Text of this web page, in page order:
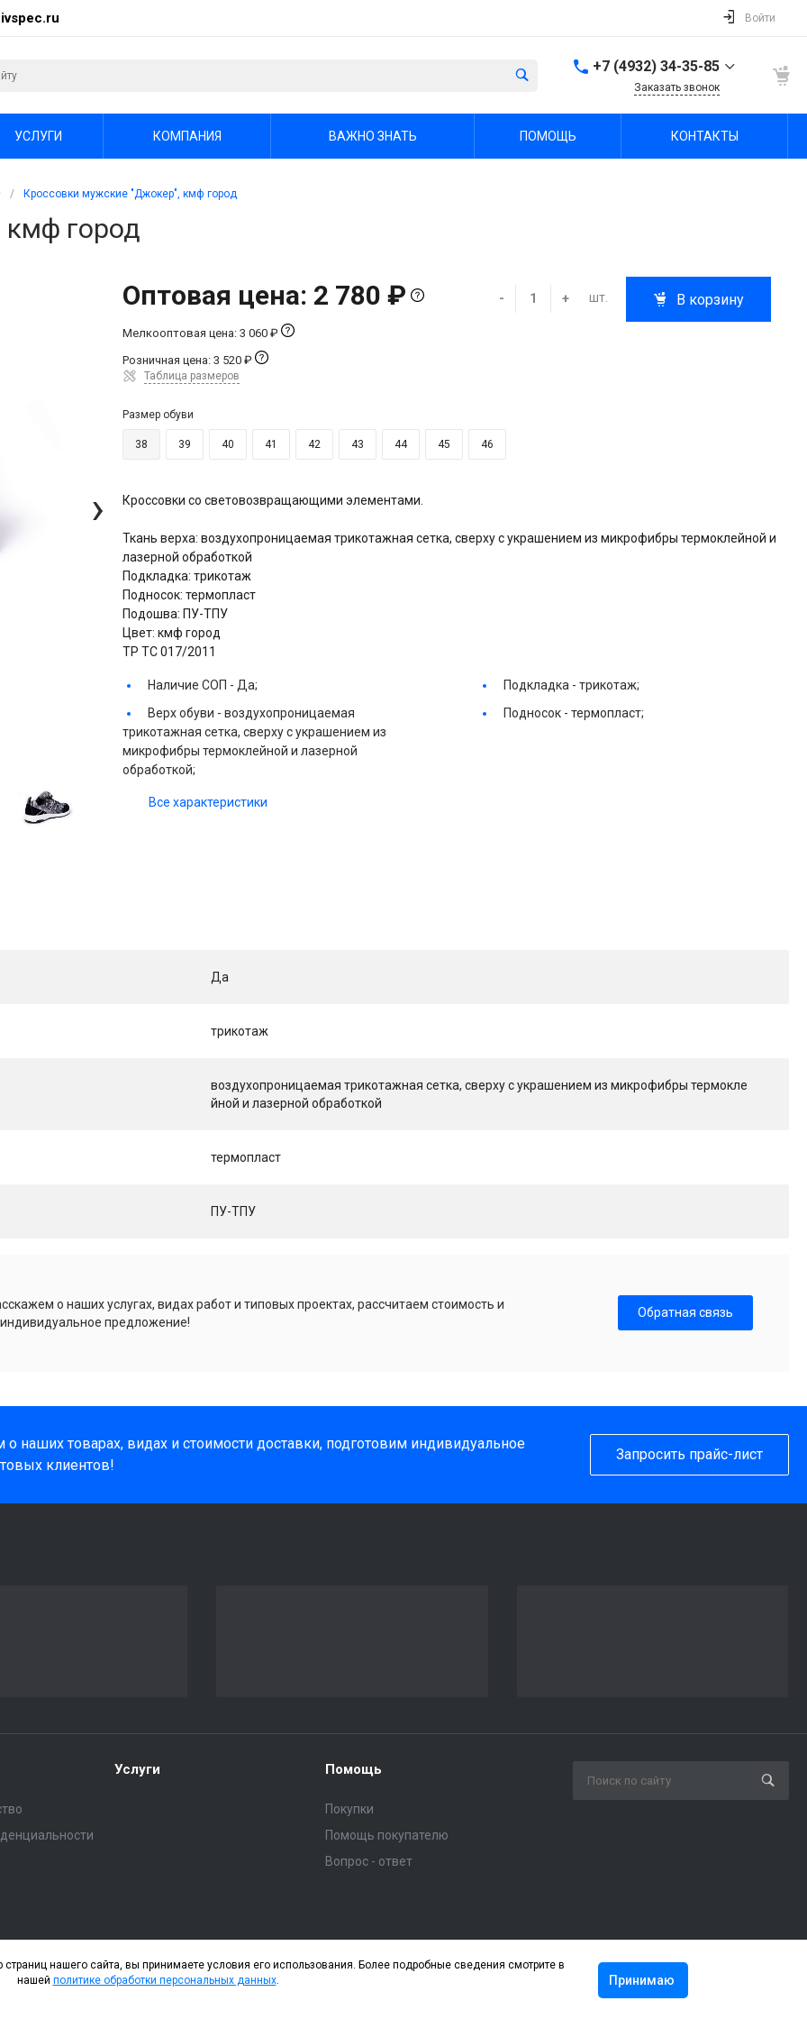
Войти
+7 (4932) 34-35-85
Заказать звонок
УСЛУГИ КОМПАНИЯ ВАЖНО ЗНАТЬ ПОМОЩЬ КОНТАКТЫ
/ Кроссовки мужские "Джокер", кмф город
город
›
Оптовая цена: 2 780 ₽
Мелкооптовая цена: 3 060 ₽
Розничная цена: 3 520 ₽
- + шт. В корзину
Таблица размеров
Размер обуви
38 39 40 41 42 43 44 45 46
Кроссовки со световозвращающими элементами.
Ткань верха: воздухопроницаемая трикотажная сетка, сверху с украшением из микрофибры термоклейной и
лазерной обработкой
Подкладка: трикотаж
Подносок: термопласт
Подошва: ПУ-ТПУ
Цвет: кмф город
ТР ТС 017/2011
Наличие СОП - Да; Подкладка -трикотаж;
Верх обуви -воздухопроницаемая
трикотажная сетка, сверху с украшением из
микрофибры термоклейной и лазерной
обработкой;
Подносок -термопласт;
Все характеристики
Да
трикотаж
воздухопроницаемая трикотажная сетка, сверху с украшением из микрофибры термокле
йной и лазерной обработкой
термопласт
ПУ-ТПУ
о наших услугах, видах работ и типовых проектах, рассчитаем стоимость и
предложение!
Обратная связь
наших товарах, видах и стоимости доставки, подготовим индивидуальное
клиентов!
Запросить прайс-лист
Услуги Помощь
Покупки
Помощь покупателю
Вопрос - ответ
нашего сайта, вы принимаете условия его использования. Более подробные сведения смотрите в
нашей политике обработки персональных данных. Принимаю